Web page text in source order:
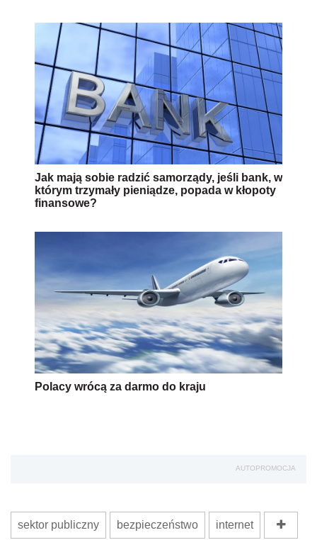
Jak mają sobie radzić samorządy, jeśli bank, w
którym trzymały pieniądze, popada w kłopoty
finansowe?
Polacy wrócą za darmo do kraju
AUTOPROMOCJA
sektor publiczny bezpieczeństwo internet